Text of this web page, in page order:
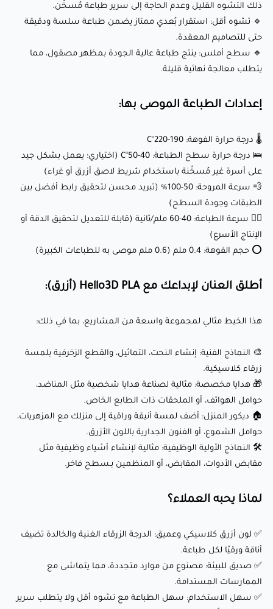
أطلق العنان لإبداعك مع Hello3D PLA (أزرق):
هذا الخيط مثالي لمجموعة واسعة من المشاريع، بما في ذلك:
زرقاء كلاسيكية.
🏠 ديكور المنزل: أضف لمسة أنيقة وراقية إلى منزلك مع
المزهريات، حوامل الشموع، أو الفنون الجدارية باللون الأزرق.
🛠️ النماذج الأولية الوظيفية: مثالية لإنشاء أشياء وظيفية مثل
مقابض الأدوات، المقابض، أو المنظمين بـسطح فاخر.
أناقة ورقيًا لكل طباعة.
✅ صديق للبيئة: مصنوع من موارد متجددة، مما يتماشى مع
الممارسات المستدامة.
✅ سهل الاستخدام: سهل الطباعة مع تشوه أقل ولا يتطلب
سرير طباعة مُسخّن، مما يجعله ودودًا للمبتدئين.
✅ توافق واسع: يعمل بسلاسة مع معظم الطابعات ثلاثية
الأبعاد، بما في ذلك Creality وPrusa وAnycubic والمزيد.
✅ جودة ثابتة: معروف بتحمل قطره الثابت والبثق السلس، مما
Hello3D PLA (أزرق) ليس مجرد خيط للطباعة — إنه مادة مصممة
لرفع مستوى مشاريع الطباعة ثلاثية الأبعاد الخاصة بك. بفضل
خصائصه الصديقة للبيئة، اللون الكلاسيكي، وسهولة استخدامه،
ذلك التشوه القليل وعدم الحاجة إلى سرير طباعة مُسخّن.
🔹 تشوه أقل: استقرار بُعدي ممتاز يضمن طباعة سلسة ودقيقة
حتى للتصاميم المعقدة.
🔹 سطح أملس: ينتج طباعة عالية الجودة بمظهر مصقول، مما
يتطلب معالجة نهائية قليلة.
إعدادات الطباعة الموصى بها:
🌡️ درجة حرارة الفوهة: 190-220°C
🛌 درجة حرارة سطح الطباعة: 40-50°C (اختياري؛ يعمل بشكل جيد
على أسرة غير مُسخّنة باستخدام شريط لاصق أزرق أو غراء)
💨 سرعة المروحة: 50-100% (تبريد محسن لتحقيق رابط أفضل بين
الطبقات وجودة السطح)
🏃‍♂️ سرعة الطباعة: 40-60 ملم/ثانية (قابلة للتعديل لتحقيق الدقة أو
الإنتاج الأسرع)
⭕ حجم الفوهة: 0.4 ملم (0.6 ملم موصى به للطباعات الكبيرة)
أطلق العنان لإبداعك مع Hello3D PLA (أزرق):
هذا الخيط مثالي لمجموعة واسعة من المشاريع، بما في ذلك:
🎨 النماذج الفنية: إنشاء النحت، التماثيل، والقطع الزخرفية بلمسة
زرقاء كلاسيكية.
🎁 هدايا مخصصة: مثالية لصناعة هدايا شخصية مثل المناضد،
حوامل الهواتف، أو الملحقات ذات الطابع الخاص.
🏠 ديكور المنزل: أضف لمسة أنيقة وراقية إلى منزلك مع المزهريات،
حوامل الشموع، أو الفنون الجدارية باللون الأزرق.
🛠️ النماذج الأولية الوظيفية: مثالية لإنشاء أشياء وظيفية مثل
مقابض الأدوات، المقابض، أو المنظمين بـسطح فاخر.
لماذا يحبه العملاء؟
✅ لون أزرق كلاسيكي وعميق: الدرجة الزرقاء الغنية والخالدة تضيف
أناقة ورقيًا لكل طباعة.
✅ صديق للبيئة: مصنوع من موارد متجددة، مما يتماشى مع
الممارسات المستدامة.
✅ سهل الاستخدام: سهل الطباعة مع تشوه أقل ولا يتطلب سرير